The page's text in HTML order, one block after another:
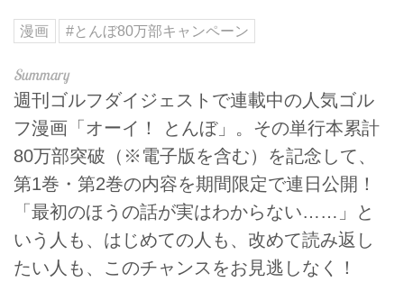
漫画 #とんぼ80万部キャンペーン
週刊ゴルフダイジェストで連載中の人気ゴル
フ漫画「オーイ！ とんぼ」。その単行本累計
80万部突破（※電子版を含む）を記念して、
第1巻・第2巻の内容を期間限定で連日公開！
「最初のほうの話が実はわからない……」と
いう人も、はじめての人も、改めて読み返し
たい人も、このチャンスをお見逃しなく！